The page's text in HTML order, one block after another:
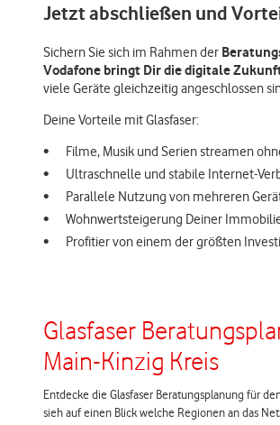
Jetzt abschließen und
Sichern Sie sich im Rahmen der
Vodafone bringt Dir die digitale
viele Geräte gleichzeitig angeschlossen
Deine Vorteile mit Glasfaser:
Filme, Musik und Serien streamen
Ultraschnelle und stabile Internet-
Parallele Nutzung von mehreren
Wohnwertsteigerung Deiner
Profitier von einem der größten
Glasfaser
Main-Kinzig Kreis
Entdecke die Glasfaser Beratungsplanung für
sieh auf einen Blick welche Regionen an das